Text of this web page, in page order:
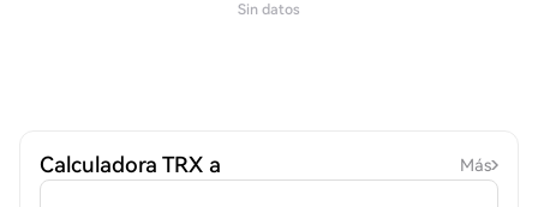
Sin datos
Calculadora TRX a Más